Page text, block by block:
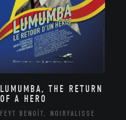
LUMUMBA, THE RETURN
OF A HERO
FEYT BENOÎT, NOIRFALISSE